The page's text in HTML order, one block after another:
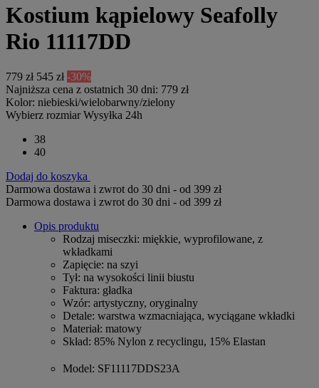
Kostium kąpielowy Seafolly
Rio 11117DD
779 zł 545 zł -30%
Najniższa cena z ostatnich 30 dni: 779 zł
Kolor: niebieski/wielobarwny/zielony
Wybierz rozmiar Wysyłka 24h
38
40
Dodaj do koszyka
Darmowa dostawa i zwrot do 30 dni - od 399 zł
Darmowa dostawa i zwrot do 30 dni - od 399 zł
Opis produktu
Rodzaj miseczki: miękkie, wyprofilowane, z
wkładkami
Zapięcie: na szyi
Tył: na wysokości linii biustu
Faktura: gładka
Wzór: artystyczny, oryginalny
Detale: warstwa wzmacniająca, wyciągane wkładki
Materiał: matowy
Skład: 85% Nylon z recyclingu, 15% Elastan
Model: SF11117DDS23A